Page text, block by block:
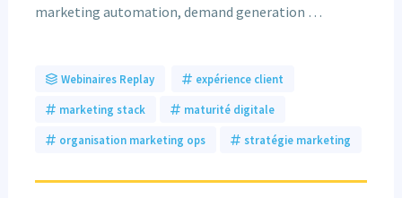
marketing automation, demand generation …
Webinaires Replay expérience client
marketing stack maturité digitale
organisation marketing ops stratégie marketing